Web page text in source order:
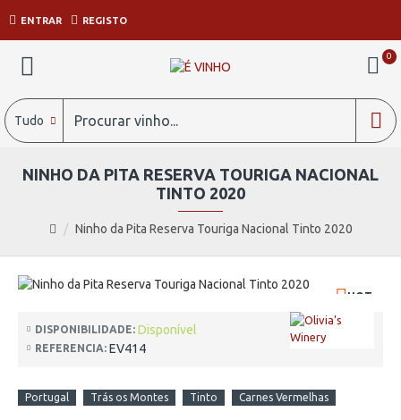
ENTRAR REGISTO
0
Tudo
Ninho da Pita Reserva Touriga Nacional Tinto 2020
NINHO DA PITA RESERVA TOURIGA NACIONAL
TINTO 2020
HOT
DISPONIBILIDADE: Disponível
REFERENCIA: EV414
Portugal Trás os Montes Tinto Carnes Vermelhas